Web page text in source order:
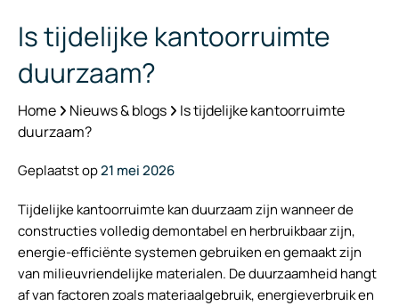
Is tijdelijke kantoorruimte
duurzaam?
Home Nieuws & blogs
Is tijdelijke kantoorruimte
duurzaam?
Geplaatst op21 mei 2026
Tijdelijke kantoorruimte kan duurzaam zijn wanneer de
constructies volledig demontabel en herbruikbaar zijn,
energie-efficiënte systemen gebruiken en gemaakt zijn
van milieuvriendelijke materialen. De duurzaamheid hangt
af van factoren zoals materiaalgebruik, energieverbruik en